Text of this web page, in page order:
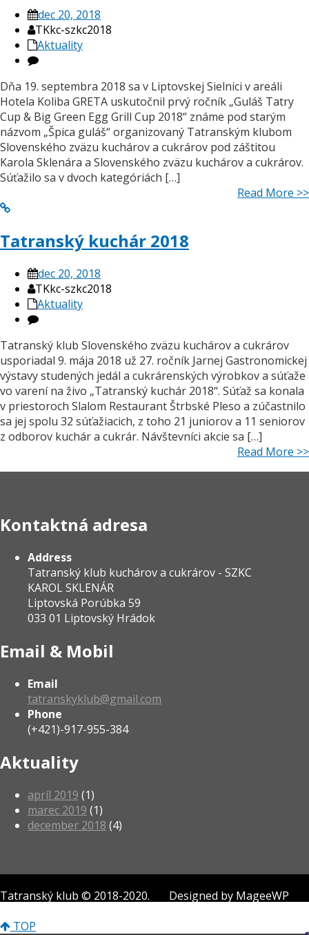
dec 20, 2018
TKkc-szkc2018
Aktuality
Dňa 19. septembra 2018 sa v Liptovskej Sielnici v areáli
Hotela Koliba GRETA uskutočnil prvý ročník „Guláš Tatry
Cup & Big Green Egg Grill Cup 2018“ známe pod starým
názvom „Špica guláš“ organizovaný Tatranským klubom
Slovenského zväzu kuchárov a cukrárov pod záštitou
Karola Sklenára a Slovenského zväzu kuchárov a cukrárov.
Súťažilo sa v dvoch kategóriách […]
Read More >>
Tatranský kuchár 2018
dec 20, 2018
TKkc-szkc2018
Aktuality
Tatranský klub Slovenského zväzu kuchárov a cukrárov
usporiadal 9. mája 2018 už 27. ročník Jarnej Gastronomickej
výstavy studených jedál a cukrárenských výrobkov a súťaže
vo varení na živo „Tatranský kuchár 2018“. Súťaž sa konala
v priestoroch Slalom Restaurant Štrbské Pleso a zúčastnilo
sa jej spolu 32 súťažiacich, z toho 21 juniorov a 11 seniorov
z odborov kuchár a cukrár. Návštevníci akcie sa […]
Read More >>
Kontaktná adresa
Address
Tatranský klub kuchárov a cukrárov - SZKC
KAROL SKLENÁR
Liptovská Porúbka 59
033 01 Liptovský Hrádok
Email & Mobil
Email
tatranskyklub@gmail.com
Phone
(+421)-917-955-384
Aktuality
apríl 2019 (1)
marec 2019 (1)
december 2018 (4)
Tatranský klub © 2018-2020. Designed by MageeWP
TOP